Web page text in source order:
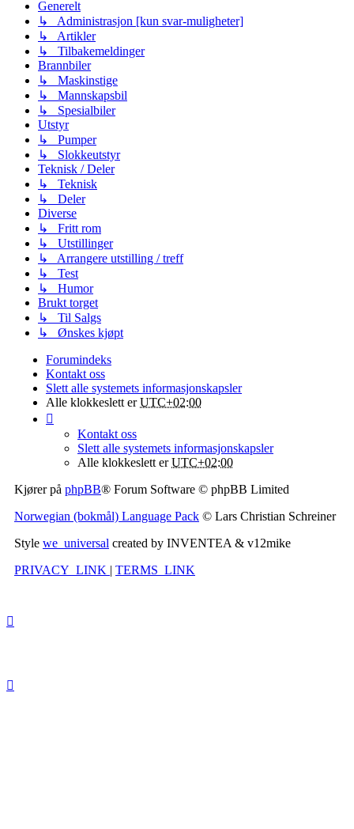
Generelt
↳ Administrasjon [kun svar-muligheter]
↳ Artikler
↳ Tilbakemeldinger
Brannbiler
↳ Maskinstige
↳ Mannskapsbil
↳ Spesialbiler
Utstyr
↳ Pumper
↳ Slokkeutstyr
Teknisk / Deler
↳ Teknisk
↳ Deler
Diverse
↳ Fritt rom
↳ Utstillinger
↳ Arrangere utstilling / treff
↳ Test
↳ Humor
Brukt torget
↳ Til Salgs
↳ Ønskes kjøpt
Forumindeks
Kontakt oss
Slett alle systemets informasjonskapsler
Alle klokkeslett erUTC+02:00
Kontakt oss
Slett alle systemets informasjonskapsler
Alle klokkeslett erUTC+02:00
Kjører på phpBB® Forum Software © phpBB Limited
Norwegian (bokmål) Language Pack © Lars Christian Schreiner
Style we_universal created by INVENTEA & v12mike
PRIVACY_LINK | TERMS_LINK